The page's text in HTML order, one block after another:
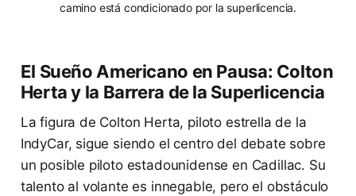
camino está condicionado por la superlicencia.
El Sueño Americano en Pausa: Colton
Herta y la Barrera de la Superlicencia
La figura de Colton Herta, piloto estrella de la
IndyCar, sigue siendo el centro del debate sobre
un posible piloto estadounidense en Cadillac. Su
talento al volante es innegable, pero el obstáculo